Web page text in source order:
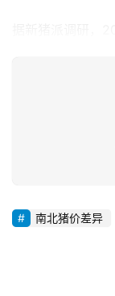
页 南北猪价差异